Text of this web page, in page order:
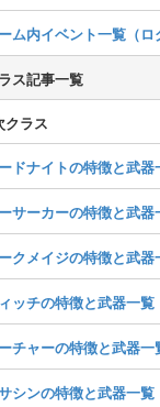
ム内イベント一覧（ロ
ス記事一覧
クラス
ドナイトの特徴と武器
サーカーの特徴と武器
クメイジの特徴と武器
ッチの特徴と武器一覧
チャーの特徴と武器一
シンの特徴と武器一覧